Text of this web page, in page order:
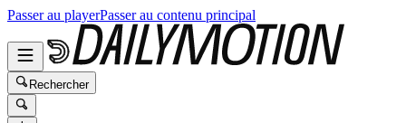
Passer au playerPasser au contenu principal
Rechercher